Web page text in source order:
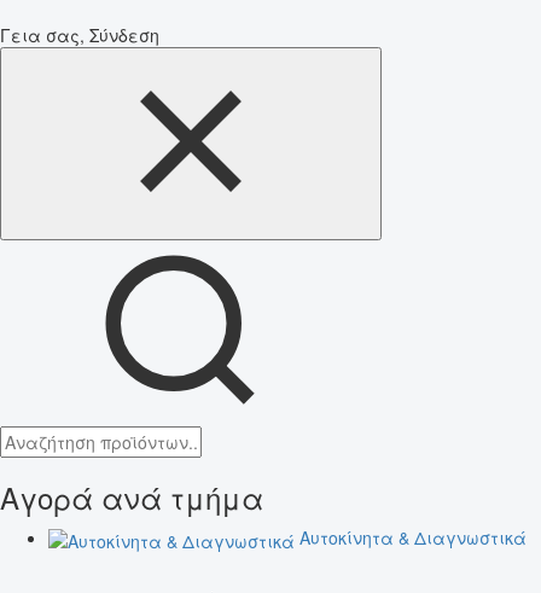
Γεια σας, Σύνδεση
Αγορά ανά τμήμα
Αυτοκίνητα & Διαγνωστικά